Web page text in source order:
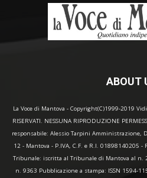
ABOUT
La Voce di Mantova - Copyright(C)1999-2019
RISERVATI. NESSUNA RIPRODUZIONE
responsabile: Alessio Tarpini Amministrazione,
12 - Mantova - P.IVA, C.F. e R.I. 01898140205
Tribunale: iscritta al Tribunale di Mantova al n.
n. 9363 Pubblicazione a stampa: ISSN 1594-